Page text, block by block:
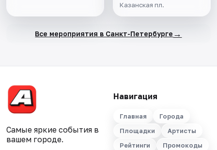
Казанская пл.
Все мероприятия в Санкт-Петербурге →
Самые яркие события в
вашем городе.
Навигация
Главная
Города
Площадки
Артисты
Рейтинги
Промокоды